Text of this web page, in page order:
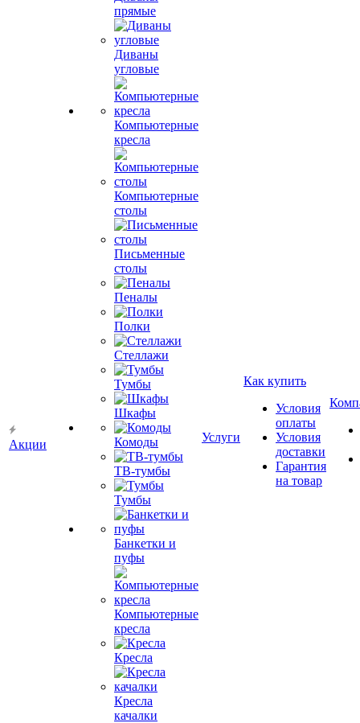
Акции
прямые
Диваны
угловые
Компьютерные
кресла
Компьютерные
столы
Письменные
столы
Пеналы
Полки
Стеллажи
Тумбы
Шкафы
Комоды
ТВ-тумбы
Тумбы
Банкетки и
пуфы
Компьютерные
кресла
Кресла
Кресла
качалки
Услуги
Как купить
Условия
оплаты
Условия
доставки
Гарантия
на товар